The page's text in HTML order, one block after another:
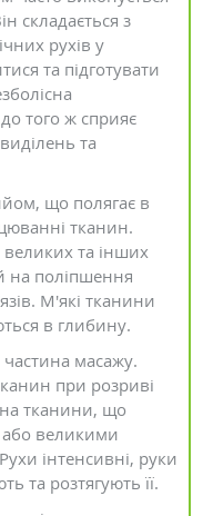
складається з
рухів у
та підготувати
того ж сприяє
та
що полягає в
тканин.
та інших
на поліпшення
М'які тканини
в глибину.
масажу.
при розриві
на тканини, що
великими
інтенсивні, руки
та розтягують її.